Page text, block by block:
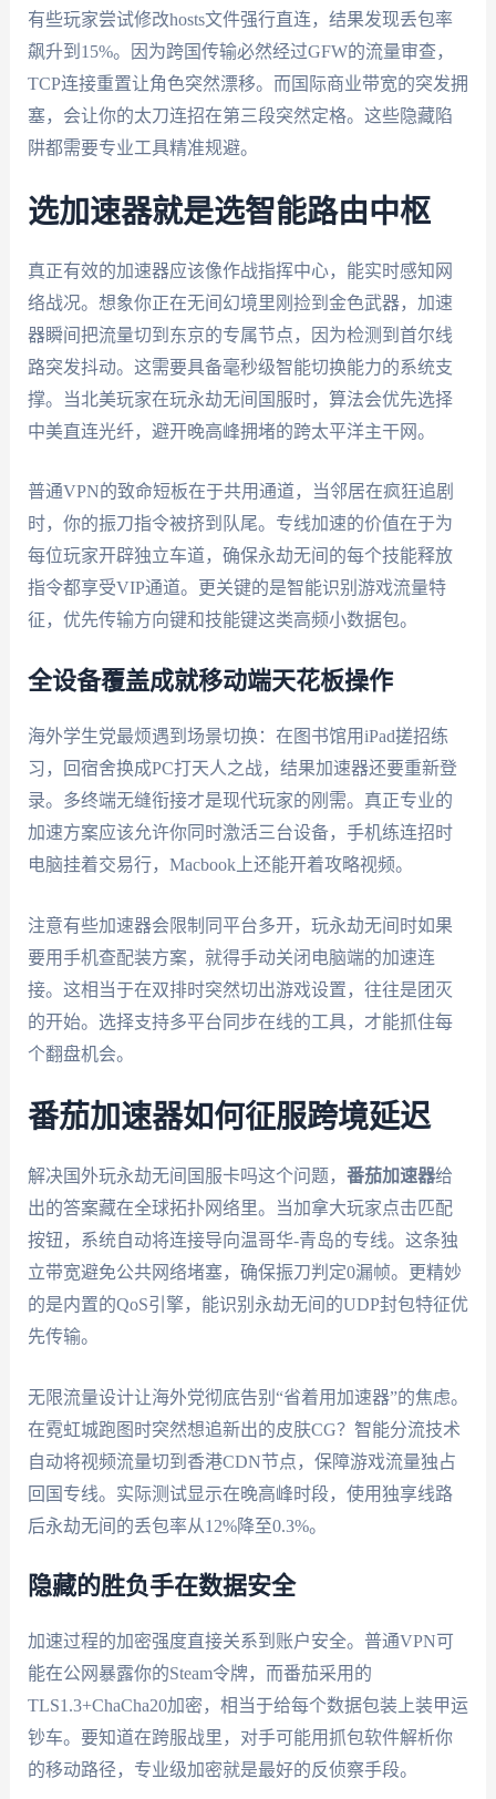
有些玩家尝试修改hosts文件强行直连，结果发现丢包率
飙升到15%。因为跨国传输必然经过GFW的流量审查，
TCP连接重置让角色突然漂移。而国际商业带宽的突发拥
塞，会让你的太刀连招在第三段突然定格。这些隐藏陷
阱都需要专业工具精准规避。
选加速器就是选智能路由中枢
真正有效的加速器应该像作战指挥中心，能实时感知网
络战况。想象你正在无间幻境里刚捡到金色武器，加速
器瞬间把流量切到东京的专属节点，因为检测到首尔线
路突发抖动。这需要具备毫秒级智能切换能力的系统支
撑。当北美玩家在玩永劫无间国服时，算法会优先选择
中美直连光纤，避开晚高峰拥堵的跨太平洋主干网。
普通VPN的致命短板在于共用通道，当邻居在疯狂追剧
时，你的振刀指令被挤到队尾。专线加速的价值在于为
每位玩家开辟独立车道，确保永劫无间的每个技能释放
指令都享受VIP通道。更关键的是智能识别游戏流量特
征，优先传输方向键和技能键这类高频小数据包。
全设备覆盖成就移动端天花板操作
海外学生党最烦遇到场景切换：在图书馆用iPad搓招练
习，回宿舍换成PC打天人之战，结果加速器还要重新登
录。多终端无缝衔接才是现代玩家的刚需。真正专业的
加速方案应该允许你同时激活三台设备，手机练连招时
电脑挂着交易行，Macbook上还能开着攻略视频。
注意有些加速器会限制同平台多开，玩永劫无间时如果
要用手机查配装方案，就得手动关闭电脑端的加速连
接。这相当于在双排时突然切出游戏设置，往往是团灭
的开始。选择支持多平台同步在线的工具，才能抓住每
个翻盘机会。
番茄加速器如何征服跨境延迟
解决国外玩永劫无间国服卡吗这个问题， 番茄加速器给
出的答案藏在全球拓扑网络里。当加拿大玩家点击匹配
按钮，系统自动将连接导向温哥华-青岛的专线。这条独
立带宽避免公共网络堵塞，确保振刀判定0漏帧。更精妙
的是内置的QoS引擎，能识别永劫无间的UDP封包特征优
先传输。
无限流量设计让海外党彻底告别“省着用加速器”的焦虑。
在霓虹城跑图时突然想追新出的皮肤CG？智能分流技术
自动将视频流量切到香港CDN节点，保障游戏流量独占
回国专线。实际测试显示在晚高峰时段，使用独享线路
后永劫无间的丢包率从12%降至0.3%。
隐藏的胜负手在数据安全
加速过程的加密强度直接关系到账户安全。普通VPN可
能在公网暴露你的Steam令牌，而番茄采用的
TLS1.3+ChaCha20加密，相当于给每个数据包装上装甲运
钞车。要知道在跨服战里，对手可能用抓包软件解析你
的移动路径，专业级加密就是最好的反侦察手段。